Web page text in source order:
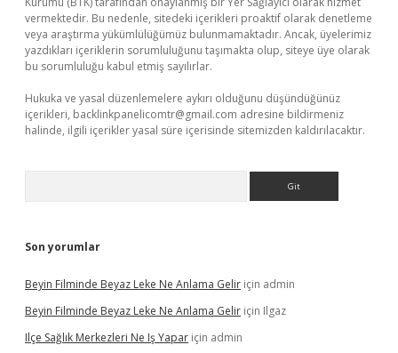
vermektedir. Bu nedenle, sitedeki içerikleri proaktif olarak denetleme
veya araştırma yükümlülüğümüz bulunmamaktadır. Ancak, üyelerimiz
yazdıkları içeriklerin sorumluluğunu taşımakta olup, siteye üye olarak
bu sorumluluğu kabul etmiş sayılırlar.
Hukuka ve yasal düzenlemelere aykırı olduğunu düşündüğünüz
içerikleri, backlinkpanelicomtr@gmail.com adresine bildirmeniz
halinde, ilgili içerikler yasal süre içerisinde sitemizden kaldırılacaktır.
Son yorumlar
Beyin Filminde Beyaz Leke Ne Anlama Gelir için admin
Beyin Filminde Beyaz Leke Ne Anlama Gelir için Ilgaz
Ilçe Sağlık Merkezleri Ne Iş Yapar için admin